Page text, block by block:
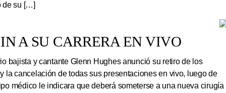
de su […]
A SU CARRERA EN VIVO
bajista y cantante Glenn Hughes anunció su retiro de los
la cancelación de todas sus presentaciones en vivo, luego de
médico le indicara que deberá someterse a una nueva cirugía